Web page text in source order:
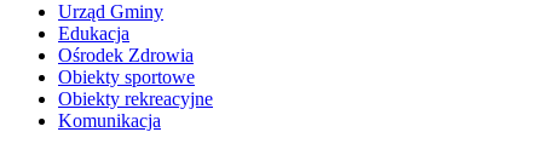
Urząd Gminy
Edukacja
Ośrodek Zdrowia
Obiekty sportowe
Obiekty rekreacyjne
Komunikacja